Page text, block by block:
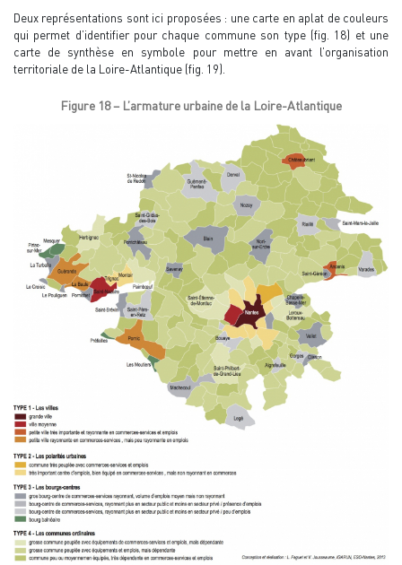
Deux représentations sont ici proposées : une carte en aplat de couleurs
qui permet d’identifier pour chaque commune son type (fig. 18) et une
carte de synthèse en symbole pour mettre en avant l’organisation
territoriale de la Loire-Atlantique (fig. 19).
Figure 18 – L’armature urbaine de la Loire-Atlantique